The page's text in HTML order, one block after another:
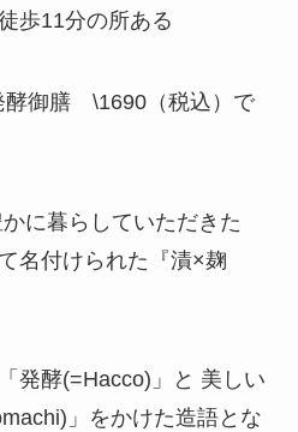
歩11分の所ある
御膳 \1690（税込）で
に暮らしていただきた
名付けられた『漬×麹
発酵(=Hacco)」と 美しい
」をかけた造語とな